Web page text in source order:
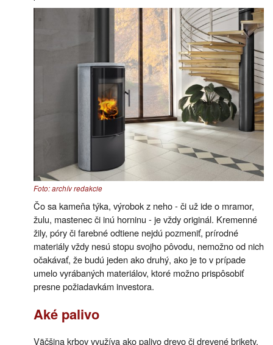
Foto: archív redakcie
Čo sa kameňa týka, výrobok z neho - či už ide o mramor,
žulu, mastenec či inú horninu - je vždy originál. Kremenné
žily, póry či farebné odtiene nejdú pozmeniť, prírodné
materiály vždy nesú stopu svojho pôvodu, nemožno od nich
očakávať, že budú jeden ako druhý, ako je to v prípade
umelo vyrábaných materiálov, ktoré možno prispôsobiť
presne požiadavkám investora.
Aké palivo
Väčšina krbov využíva ako palivo drevo či drevené brikety.